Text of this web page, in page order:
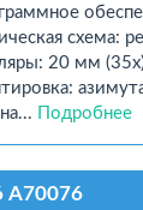
схема:
20 мм
Подробнее
A70076